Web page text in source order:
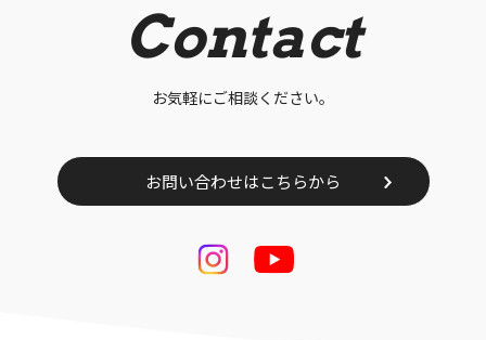
Contact
お気軽にご相談ください。
お問い合わせはこちらから